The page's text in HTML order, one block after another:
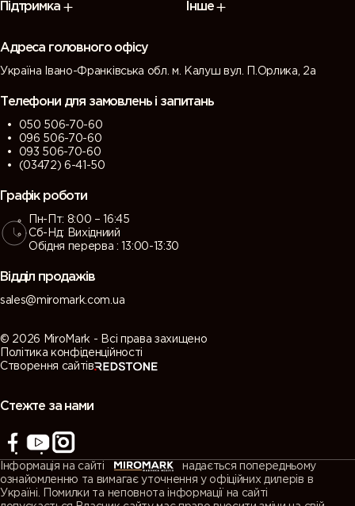
Підтримка Інше
Адреса головного офісу
Україна Івано-Франківська обл. м. Калуш вул. П.Орлика, 2а
Телефони для замовлень і запитань
050 506-70-60
096 506-70-60
093 506-70-60
(03472) 6-41-50
Графік роботи
Пн-Пт: 8:00 – 16:45
Сб-Нд: Вихідниий
Обідня перерва : 13:00-13:30
Відділ продажів
sales@miromark.com.ua
© 2026 MiroMark - Всі права захищено
Політика конфіденційності
Створення сайтів
Стежте за нами
Інформація на сайті
надається попередньому
ознайомленню та вимагає уточнення у офіційних дилерів в
Україні. Помилки та неповнота інформації на сайті